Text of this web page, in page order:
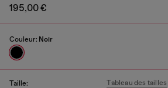
195,00 €
Couleur: Noir
Taille: Tableau des tailles